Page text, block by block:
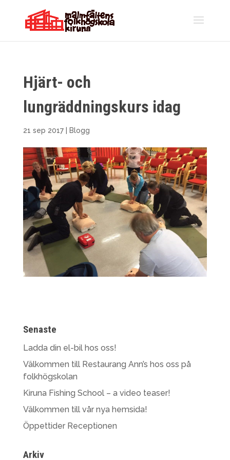
Hjärt- och
lungräddningskurs idag
21 sep 2017| Blogg
Senaste
Ladda din el-bil hos oss!
Välkommen till Restaurang Ann’s hos oss på
folkhögskolan
Kiruna Fishing School – a video teaser!
Välkommen till vår nya hemsida!
Öppettider Receptionen
Arkiv